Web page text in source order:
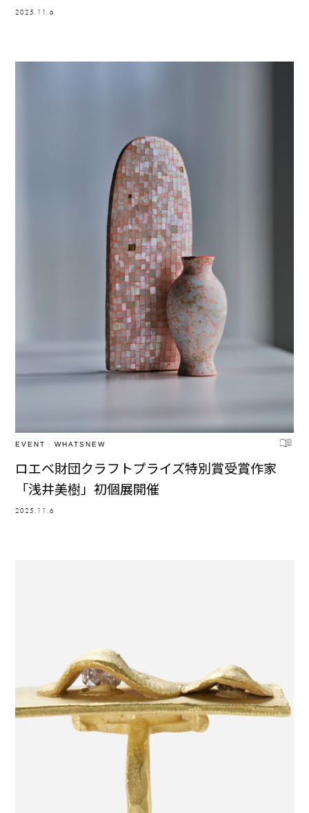
2025.11.6
EVENT · WHATSNEW
ロエベ財団クラフトプライズ特別賞受賞作家
「浅井美樹」初個展開催
2025.11.6